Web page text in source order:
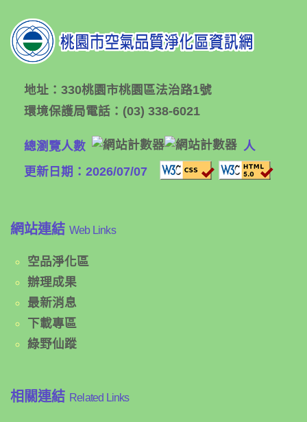
地址： 330桃園市桃園區法治路1號
環境保護局電話： (03) 338-6021
總瀏覽人數
人
更新日期：2026/07/07
網站連結 Web Links
空品淨化區
辦理成果
最新消息
下載專區
綠野仙蹤
相關連結 Related Links